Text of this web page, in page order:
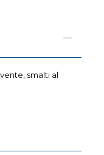
smalti al